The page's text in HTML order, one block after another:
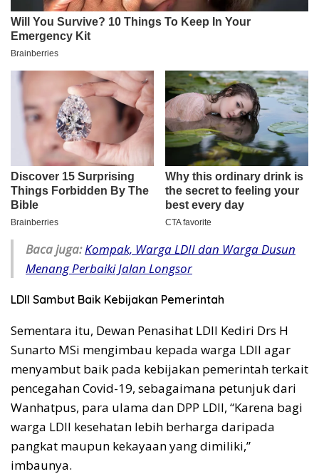
Baca juga:Kompak, Warga LDII dan Warga Dusun
Menang Perbaiki Jalan Longsor
LDII Sambut Baik Kebijakan Pemerintah
Sementara itu, Dewan Penasihat LDII Kediri Drs H
Sunarto MSi mengimbau kepada warga LDII agar
menyambut baik pada kebijakan pemerintah terkait
pencegahan Covid-19, sebagaimana petunjuk dari
Wanhatpus, para ulama dan DPP LDII, “Karena bagi
warga LDII kesehatan lebih berharga daripada
pangkat maupun kekayaan yang dimiliki,”
imbaunya.